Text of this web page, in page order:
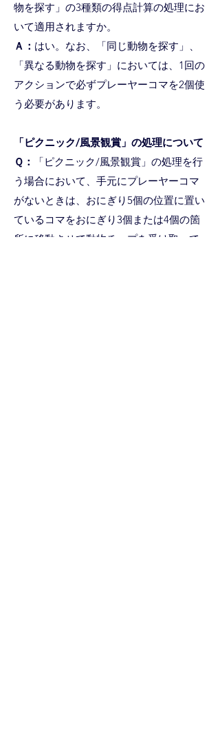
物を探す」の3種類の得点計算の処理にお
いて適用されますか。
Ａ： はい。なお、「同じ動物を探す」、
「異なる動物を探す」においては、1回の
アクションで必ずプレーヤーコマを2個使
う必要があります。
「ピクニック/風景観賞」の処理について
Ｑ：
「ピクニック/風景観賞」の処理を行
う場合において、手元にプレーヤーコマ
がないときは、おにぎり5個の位置に置い
ているコマをおにぎり3個または4個の箇
所に移動させて動物チップを受け取って